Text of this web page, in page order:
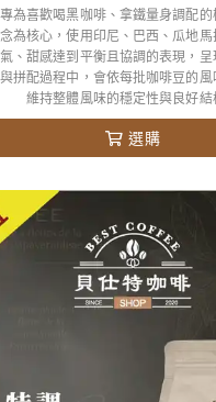
專為喜歡喝黑咖啡、拿鐵量身調配的
為核心，使用印尼、巴西、瓜地
、甜感達到平衡且協調的表現，
拼配過程中，會依每批咖啡豆的
維持整體風味的穩定性與良好結
選購